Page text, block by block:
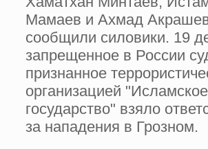
Мамаев и Ахмад
сообщили силовики. 19
запрещенное в России
признанное
организацией "Исламское
государство" взяло
за нападения в Грозном.